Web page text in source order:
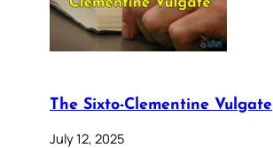
The Sixto-Clementine Vulgate
July 12, 2025